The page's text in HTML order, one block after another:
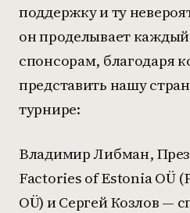
поддержку и ту
он проделывает
спонсорам, благодаря
представить нашу
турнире:
Владимир Либман,
Factories of Estonia OÜ
OÜ) и Сергей Козлов —